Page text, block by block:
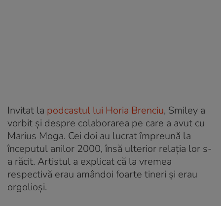
Invitat la podcastul lui Horia Brenciu, Smiley a
vorbit și despre colaborarea pe care a avut cu
Marius Moga. Cei doi au lucrat împreună la
începutul anilor 2000, însă ulterior relația lor s-
a răcit. Artistul a explicat că la vremea
respectivă erau amândoi foarte tineri și erau
orgolioși.